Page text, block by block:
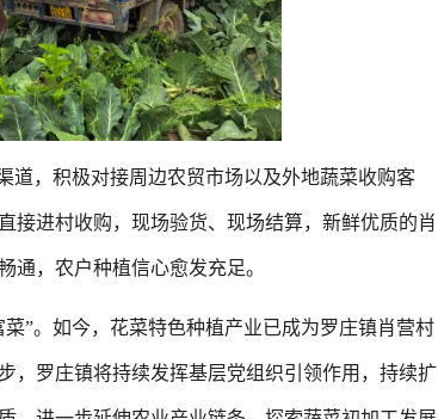
，积极对接周边农贸市场以及外地蔬菜收购客
接进村收购，现场验货、现场结算，新鲜优质的肖
通，农户种植信心愈发充足。
。如今，花菜特色种植产业已成为罗庄镇肖营村
，罗庄镇将持续发挥基层党组织引领作用，持续扩